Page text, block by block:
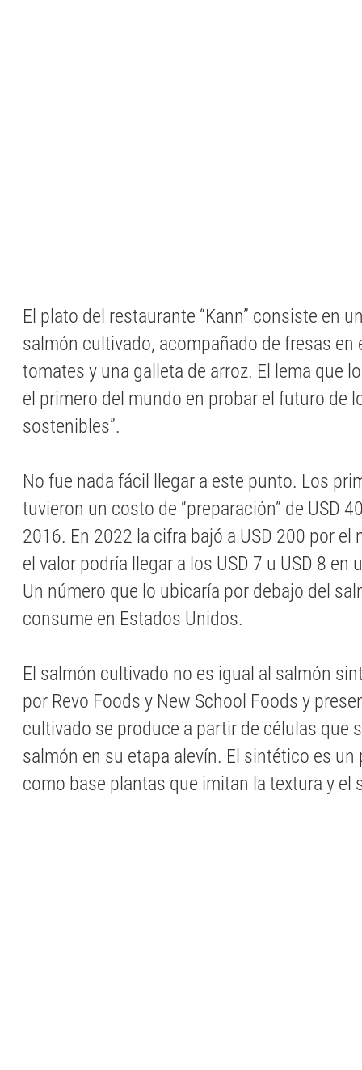
El plato del restaurante “Kann” consiste en
salmón cultivado, acompañado de fresas en
tomates y una galleta de arroz. El lema que
el primero del mundo en probar el futuro de
sostenibles”.
No fue nada fácil llegar a este punto. Los
tuvieron un costo de “preparación” de USD
2016. En 2022 la cifra bajó a USD 200 por el
el valor podría llegar a los USD 7 u USD 8 en
Un número que lo ubicaría por debajo del
consume en Estados Unidos.
El salmón cultivado no es igual al salmón
por Revo Foods y New School Foods y
cultivado se produce a partir de células que
salmón en su etapa alevín. El sintético es
como base plantas que imitan la textura y el